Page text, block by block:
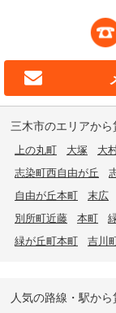
三木市のエリアか
上の丸町 大塚 大
志染町西自由が丘
自由が丘本町
末広
別所町近藤
本町
緑が丘町本町
吉川
人気の路線・駅か